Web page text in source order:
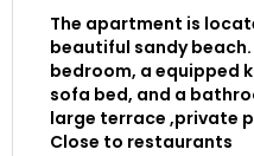
The apartment is
beautiful sandy
bedroom, a equipped
sofa bed, and a
large terrace ,private
Close to restaurants